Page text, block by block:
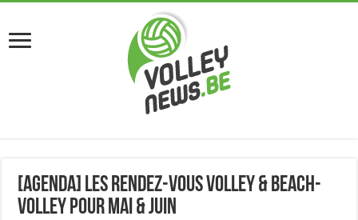
[Agenda] Les rendez-vous Volley & Beach-
Volley pour mai & juin